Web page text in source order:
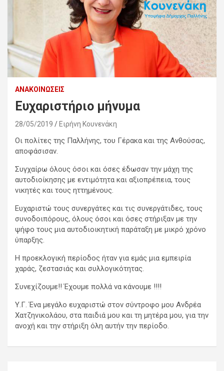
ΑΝΑΚΟΙΝΏΣΕΙΣ
Ευχαριστήριο μήνυμα
28/05/2019 Ειρήνη Κουνενάκη
Οι πολίτες της Παλλήνης, του Γέρακα και της Ανθούσας,
αποφάσισαν.
Συγχαίρω όλους όσοι και όσες έδωσαν την μάχη της
αυτοδιοίκησης με εντιμότητα και αξιοπρέπεια, τους
νικητές και τους ηττημένους.
Ευχαριστώ τους συνεργάτες και τις συνεργάτιδες, τους
συνοδοιπόρους, όλους όσοι και όσες στήριξαν με την
ψήφο τους μια αυτοδιοικητική παράταξη με μικρό χρόνο
ύπαρξης.
Η προεκλογική περίοδος ήταν για εμάς μια εμπειρία
χαράς, ζεστασιάς και συλλογικότητας.
Συνεχίζουμε!! Έχουμε πολλά να κάνουμε !!!!
Υ.Γ. Ένα μεγάλο ευχαριστώ στον σύντροφο μου Ανδρέα
Χατζηνικολάου, στα παιδιά μου και τη μητέρα μου, για την
ανοχή και την στήριξη όλη αυτήν την περίοδο.